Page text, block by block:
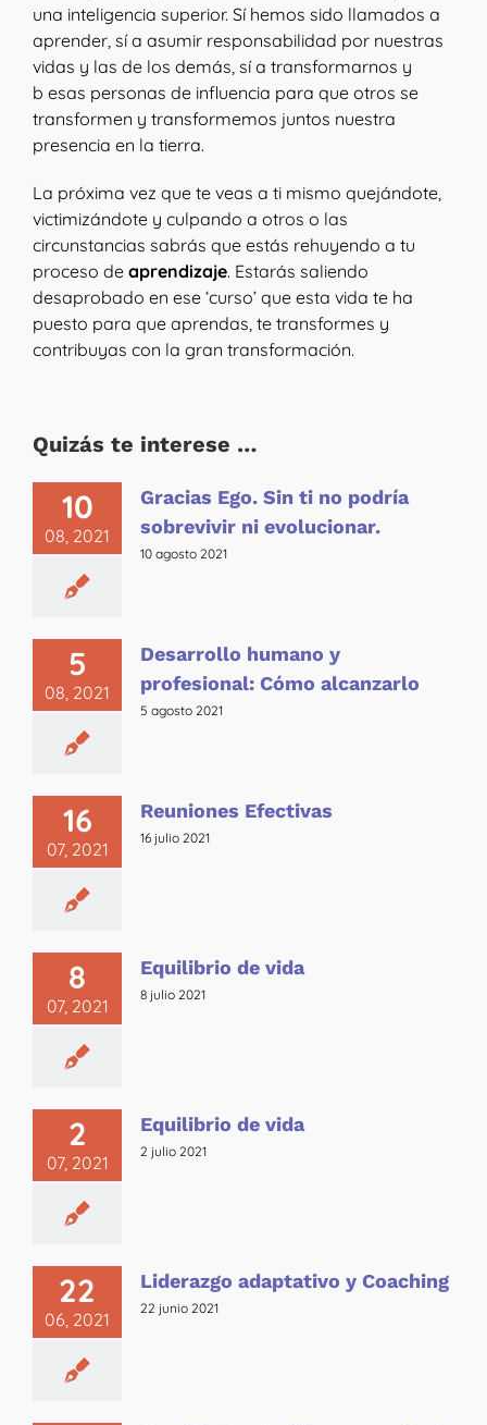
una inteligencia superior. Sí hemos sido llamados a
aprender, sí a asumir responsabilidad por nuestras
vidas y las de los demás, sí a transformarnos y
b esas personas de influencia para que otros se
transformen y transformemos juntos nuestra
presencia en la tierra.
La próxima vez que te veas a ti mismo quejándote,
victimizándote y culpando a otros o las
circunstancias sabrás que estás rehuyendo a tu
proceso de aprendizaje. Estarás saliendo
desaprobado en ese ‘curso’ que esta vida te ha
puesto para que aprendas, te transformes y
contribuyas con la gran transformación.
Quizás te interese …
10
08, 2021
Gracias Ego. Sin ti no podría
sobrevivir ni evolucionar.
10 agosto 2021
5
08, 2021
Desarrollo humano y
profesional: Cómo alcanzarlo
5 agosto 2021
16
07, 2021
Reuniones Efectivas
16 julio 2021
8
07, 2021
Equilibrio de vida
8 julio 2021
2
07, 2021
Equilibrio de vida
2 julio 2021
22
06, 2021
Liderazgo adaptativo y Coaching
22 junio 2021